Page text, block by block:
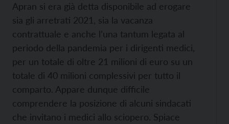
Apran si era già detta disponibile ad erogare
sia gli arretrati 2021, sia la vacanza
contrattuale e anche l’una tantum legata al
periodo della pandemia per i dirigenti medici,
per un totale di oltre 21 milioni di euro su un
totale di 40 milioni complessivi per tutto il
comparto. Appare dunque difficile
comprendere la posizione di alcuni sindacati
che invitano i medici allo sciopero. Spiace